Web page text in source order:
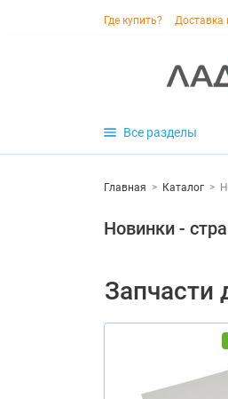
Где купить? Доставка
Все разделы
Главная > Каталог >
Новинки -
Запчасти